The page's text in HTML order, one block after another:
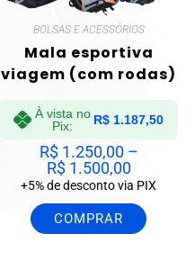
BOLSAS E ACESSÓRIOS
Mala esportiva
viagem (com rodas)
À vista no
Pix:
R$ 1.187,50
R$1.250,00 –
R$1.500,00
+5% de desconto via PIX
COMPRAR